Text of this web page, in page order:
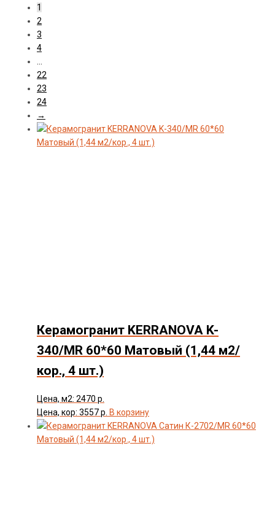
Материал
Производитель
Коллекция
Поверхность
1
2
3
4
…
22
23
24
→
Керамогранит KERRANOVA K-
340/MR 60*60 Матовый (1,44 м2/
кор., 4 шт.)
Цена, м2: 2470 р.
Цена, кор: 3557 р. В корзину